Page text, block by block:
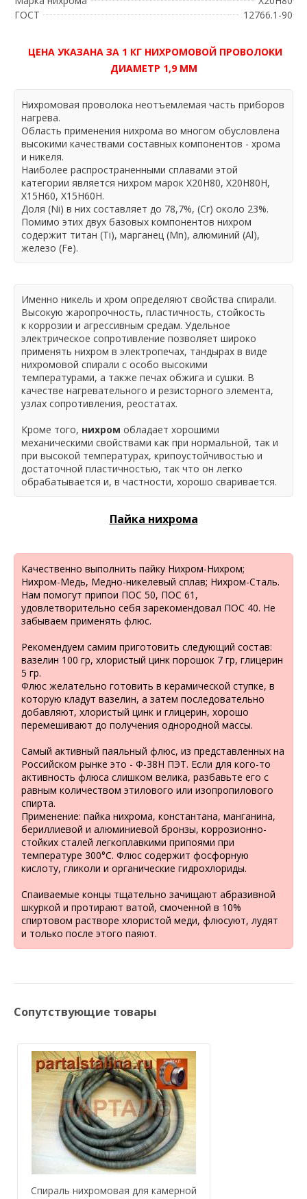
ГОСТ
12766.1-90
ЦЕНА УКАЗАНА ЗА 1 КГ НИХРОМОВОЙ ПРОВОЛОКИ
ДИАМЕТР 1,9 ММ
Нихромовая проволока неотъемлемая часть приборов
нагрева.
Область применения нихрома во многом обусловлена
высокими качествами составных компонентов - хрома
и никеля.
Наиболее распространенными сплавами этой
категории является нихром марок Х20Н80, Х20Н80Н,
Х15Н60, Х15Н60Н.
Доля (Ni) в них составляет до 78,7%, (Cr) около 23%.
Помимо этих двух базовых компонентов нихром
содержит титан (Ti), марганец (Mn), алюминий (Al),
железо (Fe).
Именно никель и хром определяют свойства спирали.
Высокую жаропрочность, пластичность, стойкость
к коррозии и агрессивным средам. Удельное
электрическое сопротивление позволяет широко
применять нихром в электропечах, тандырах в виде
нихромовой спирали с особо высокими
температурами, а также печах обжига и сушки. В
качестве нагревательного и резисторного элемента,
узлах сопротивления, реостатах.
Кроме того, нихром обладает хорошими
механическими свойствами как при нормальной, так и
при высокой температурах, крипоустойчивостью и
достаточной пластичностью, так что он легко
обрабатывается и, в частности, хорошо сваривается.
Пайка нихрома
Качественно выполнить пайку Нихром-Нихром;
Нихром-Медь, Медно-никелевый сплав; Нихром-Сталь.
Нам помогут припои ПОС 50, ПОС 61,
удовлетворительно себя зарекомендовал ПОС 40. Не
забываем применять флюс.
Рекомендуем самим приготовить следующий состав:
вазелин 100 гр, хлористый цинк порошок 7 гр, глицерин
5 гр.
Флюс желательно готовить в керамической ступке, в
которую кладут вазелин, а затем последовательно
добавляют, хлористый цинк и глицерин, хорошо
перемешивают до получения однородной массы.
Самый активный паяльный флюс, из представленных на
Российском рынке это - Ф-38Н ПЭТ. Если для кого-то
активность флюса слишком велика, разбавьте его с
равным количеством этилового или изопропилового
спирта.
Применение: пайка нихрома, константана, манганина,
бериллиевой и алюминиевой бронзы, коррозионно-
стойких сталей легкоплавкими припоями при
температуре 300°C. Флюс содержит фосфорную
кислоту, гликоли и органические гидрохлориды.
Спаиваемые концы тщательно зачищают абразивной
шкуркой и протирают ватой, смоченной в 10%
спиртовом растворе хлористой меди, флюсуют, лудят
и только после этого паяют.
Сопутствующие товары
Спираль нихромовая для камерной